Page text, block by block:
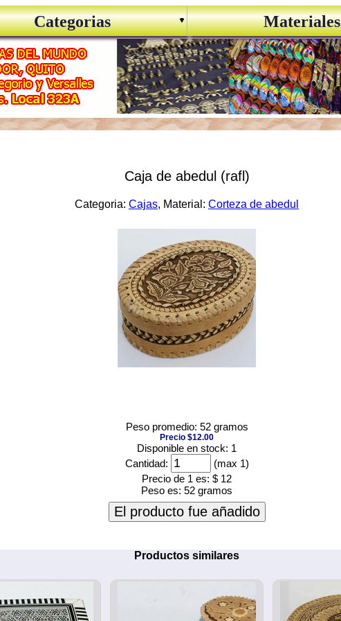
Categorias Materiales
Caja de abedul (rafl)
Categoria: Cajas, Material: Corteza de abedul
Peso promedio: 52 gramos
Precio $12.00
Disponible en stock: 1
Cantidad:
(max 1)
Precio de 1 es: $ 12
Peso es: 52 gramos
El producto fue añadido
Productos similares